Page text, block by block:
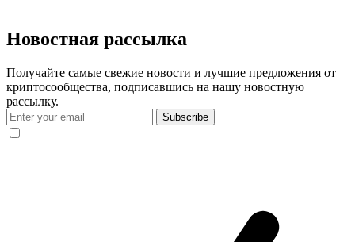
Новостная рассылка
Получайте самые свежие новости и лучшие предложения от
криптосообщества, подписавшись на нашу новостную
рассылку.
Subscribe